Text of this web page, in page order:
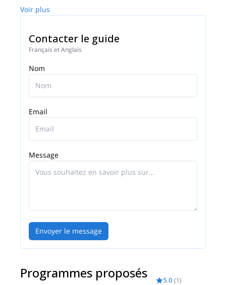
- Alpinisme
- Escalade
- Randonnée
- Randonnée glaciaire
Nous vous invitons à consulter nos différentes
propositions (nous avons plus d'options que celles
pour une demi-journée, une journée ou plus.
Nous serons ravis de vous guider dans cette belle
débutant ou expérimenté !
Voir plus
Contacter le guide
Français et Anglais
Nom
Email
Message
Envoyer le message
Programmes proposés 5.0 (1)